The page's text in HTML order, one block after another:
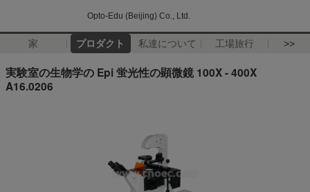
Opto-Edu (Beijing) Co., Ltd.
家 プロダクト 私達について 工場旅行 >>
実験室の生物学の Epi 蛍光性の顕微鏡 100X - 400X
A16.0206